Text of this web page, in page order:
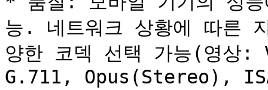
능. 네트워크 상황에 따른
양한 코덱 선택 가능(영
G.711, Opus(Stereo),